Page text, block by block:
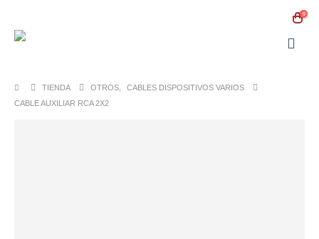
0
TIENDA OTROS
CABLES DISPOSITIVOS VARIOS
CABLE AUXILIAR RCA 2X2